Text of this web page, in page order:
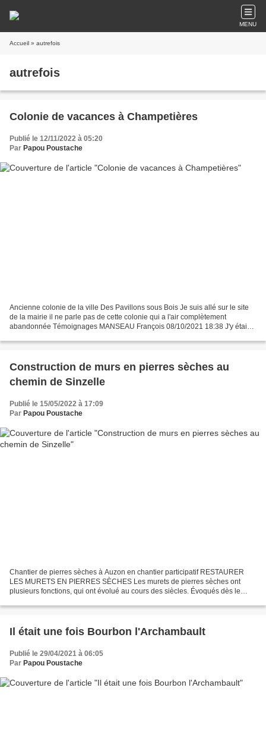
MENU
Accueil » autrefois
autrefois
Colonie de vacances à Champetières
Publié le 12/11/2022 à 05:20
Par Papou Poustache
Ancienne colonie de la ville Des Pavillons sous Bois Je suis allé sur le site
de la mairie il ne parle pas de cette colonie qui a l'air complètement
abandonnée Témoignages MANSEAU François 08/10/2021 18:38 J'y étais
Construction de murs en pierres sèches au
chemin de Sinzelle
Publié le 15/05/2022 à 17:09
Par Papou Poustache
Chantier de pierres sèches à Auzon en chantier participatif RESTAURER
LES MURETS EN PIERRES SÈCHES Les murets de pierres sèches ont
plusieurs fonctions, qui ont évolué au cours des siècles. Évoqués dès le
Il était une fois Bourbon l'Archambault
Publié le 29/04/2021 à 06:05
Par Papou Poustache